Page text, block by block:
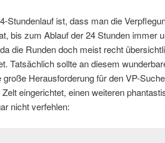
Stundenlauf ist, dass man die
bis zum Ablauf der 24 Stunden immer
die Runden doch meist recht
Tatsächlich sollte an diesem
Herausforderung für den VP-
eingerichtet, einen weiteren
nicht verfehlen: